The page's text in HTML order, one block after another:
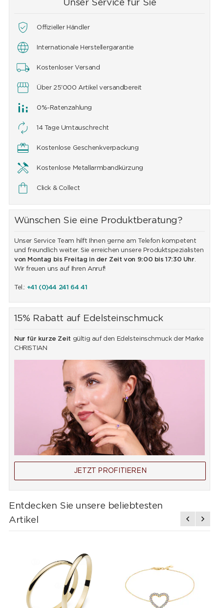
Unser Service für Sie
Offizieller Händler
Internationale Herstellergarantie
Kostenloser Versand
Über 25'000 Artikel versandbereit
0%-Ratenzahlung
14 Tage Umtauschrecht
Kostenlose Geschenkverpackung
Kostenlose Metallarmbandkürzung
Click & Collect
Wünschen Sie eine Produktberatung?
Unser Service Team hilft Ihnen gerne am Telefon kompetent
und freundlich weiter. Sie erreichen unsere Produktspezialisten
von Montag bis Freitag in der Zeit von 9:00 bis 17:30 Uhr.
Wir freuen uns auf Ihren Anruf!
Tel.: +41 (0)44 241 64 41
15% Rabatt auf Edelsteinschmuck
Nur für kurze Zeit gültig auf den Edelsteinschmuck der Marke
CHRISTIAN
JETZT PROFITIEREN
Entdecken Sie unsere beliebtesten
Artikel